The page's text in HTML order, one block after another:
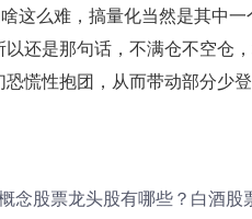
这么难，搞量化当然是其中
以还是那句话，不满仓不空仓
恐慌性抱团，从而带动部分少
念股票龙头股有哪些？白酒股